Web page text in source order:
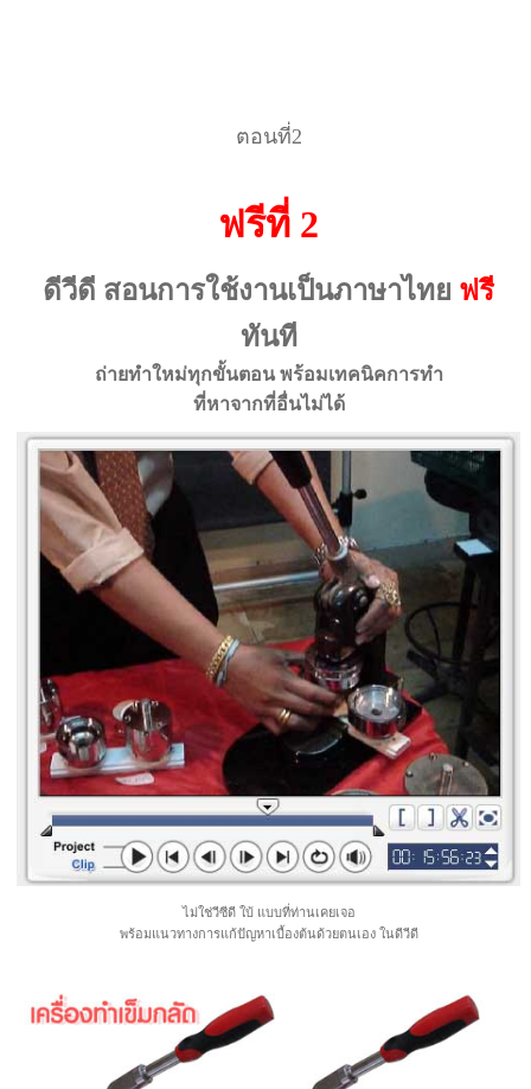
ตอนที่2
ฟรีที่ 2
ดีวีดี สอนการใช้งานเป็นภาษาไทย ฟรี
ทันที
ถ่ายทำใหม่ทุกขั้นตอน พร้อมเทคนิคการทำ
ที่หาจากที่อื่นไม่ได้
ไม่ใช่วีซีดี ใบ้ แบบที่ท่านเคยเจอ
พร้อมแนวทางการแก้ปัญหาเบื้องต้นด้วยตนเอง ในดีวีดี